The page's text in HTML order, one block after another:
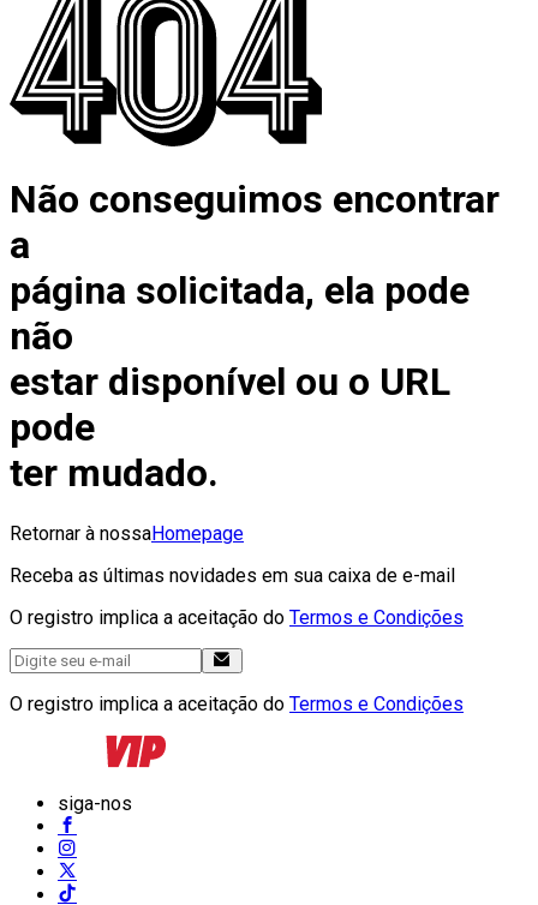
Não conseguimos encontrar
a
página solicitada, ela pode
não
estar disponível ou o URL
pode
ter mudado.
Retornar à nossaHomepage
Receba as últimas novidades em sua caixa de e-mail
O registro implica a aceitação do Termos e Condições
O registro implica a aceitação do Termos e Condições
siga-nos